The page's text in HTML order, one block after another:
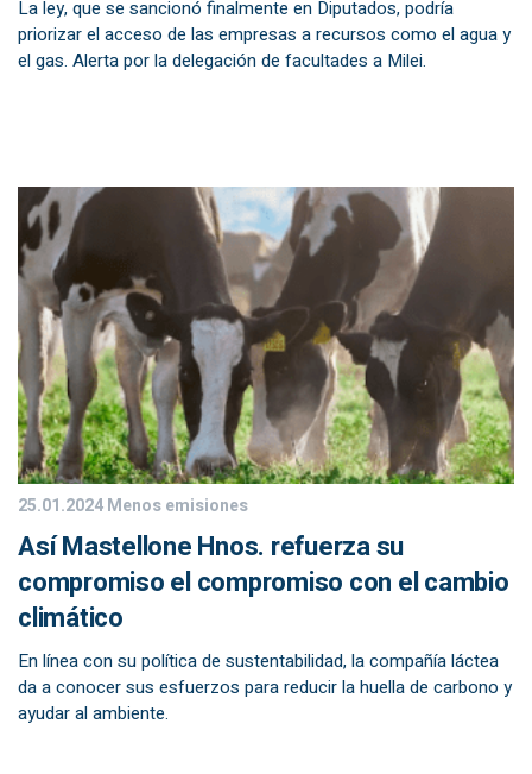
La ley, que se sancionó finalmente en Diputados, podría
priorizar el acceso de las empresas a recursos como el agua y
el gas. Alerta por la delegación de facultades a Milei.
25.01.2024Menos emisiones
Así Mastellone Hnos. refuerza su
compromiso el compromiso con el cambio
climático
En línea con su política de sustentabilidad, la compañía láctea
da a conocer sus esfuerzos para reducir la huella de carbono y
ayudar al ambiente.